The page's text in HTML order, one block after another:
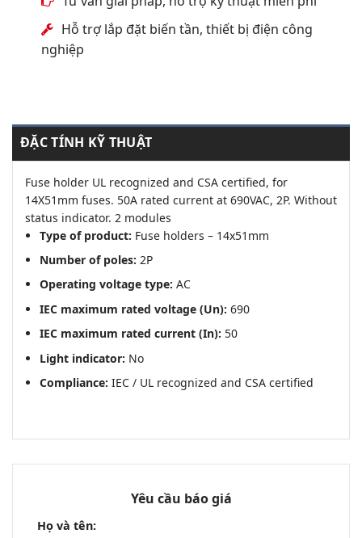
Hỗ trợ lắp đặt biến tần, thiết bị điện công
nghiệp
ĐẶC TÍNH KỸ THUẬT
Fuse holder UL recognized and CSA certified, for
14X51mm fuses. 50A rated current at 690VAC, 2P. Without
status indicator. 2 modules
Type of product: Fuse holders – 14x51mm
Number of poles: 2P
Operating voltage type: AC
IEC maximum rated voltage (Un): 690
IEC maximum rated current (In): 50
Light indicator: No
Compliance: IEC / UL recognized and CSA certified
Yêu cầu báo giá
Họ và tên: